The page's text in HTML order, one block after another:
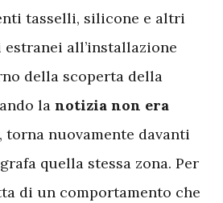
tasselli, silicone e altri
all’installazione
della scoperta della
la notizia non era
, torna nuovamente davanti
quella stessa zona. Per
di un comportamento che